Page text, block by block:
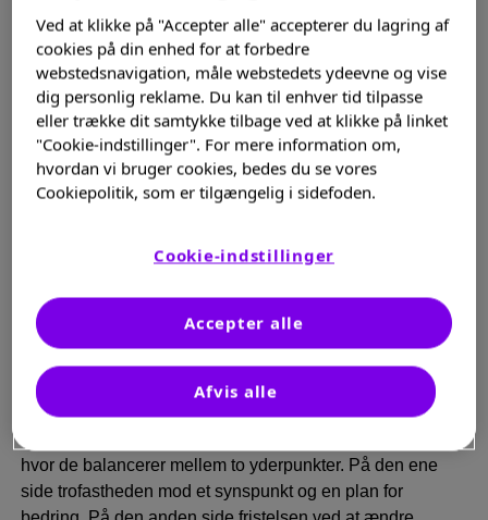
hudlægen. Eller mellem ægtefællen, forældre, lillebroren
der er fitnessinstruktør eller naboen der er SOSU og selv
har et barn med eksem.
Som udgangspunkt tror jeg fuldt og fast på, at mennesker
vil hinanden det bedste. Jeg ved at sundhedspersoner,
pårørende og bekendte altid ønsker at hjælpe når de
giver velmenende råd. Men som Mikael Simpson synger:
mundheldet ”Gode råd er dyre”, som kan betyde, at gode
kan være i direkte modsætning til, hvad der er bedst for
dig.
Ønsket om bedring kan gøre dig sårbar
hvor de balancerer mellem to yderpunkter. På den ene
side trofastheden mod et synspunkt og en plan for
Ved at klikke på "Accepter alle" accepterer du lagring af
cookies på din enhed for at forbedre
webstedsnavigation, måle webstedets ydeevne og vise
dig personlig reklame. Du kan til enhver tid tilpasse
eller trække dit samtykke tilbage ved at klikke på linket
"Cookie-indstillinger". For mere information om,
hvordan vi bruger cookies, bedes du se vores
Cookiepolitik, som er tilgængelig i sidefoden.
Cookie-indstillinger
Afvis alle
Accepter alle